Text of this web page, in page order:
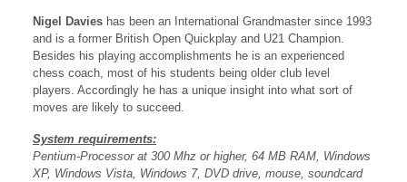
Nigel Davies has been an International Grandmaster since 1993
and is a former British Open Quickplay and U21 Champion.
Besides his playing accomplishments he is an experienced
chess coach, most of his students being older club level
players. Accordingly he has a unique insight into what sort of
moves are likely to succeed.
System requirements:
Pentium-Processor at 300 Mhz or higher, 64 MB RAM, Windows
XP, Windows Vista, Windows 7, DVD drive, mouse, soundcard